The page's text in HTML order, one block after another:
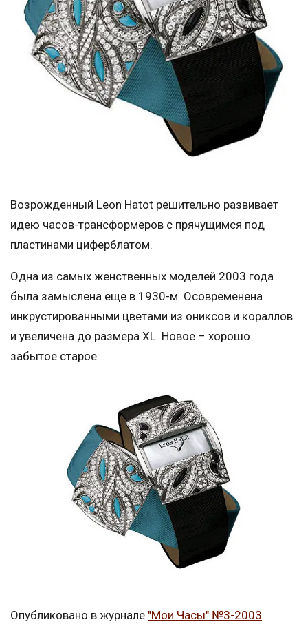
Возрожденный Leon Hatot решительно развивает
идею часов-трансформеров с прячущимся под
пластинами циферблатом.
Одна из самых женственных моделей 2003 года
была замыслена еще в 1930-м. Осовременена
инкрустированными цветами из ониксов и кораллов
и увеличена до размера XL. Новое – хорошо
забытое старое.
Опубликовано в журнале "Мои Часы" №3-2003